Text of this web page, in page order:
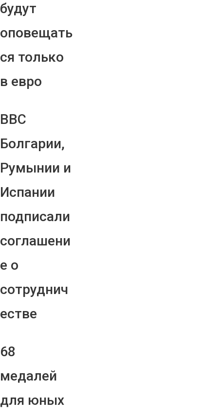
будут
оповещать
ся только
в евро
ВВС
Болгарии,
Румынии и
Испании
подписали
соглашени
е о
сотруднич
естве
68
медалей
для юных